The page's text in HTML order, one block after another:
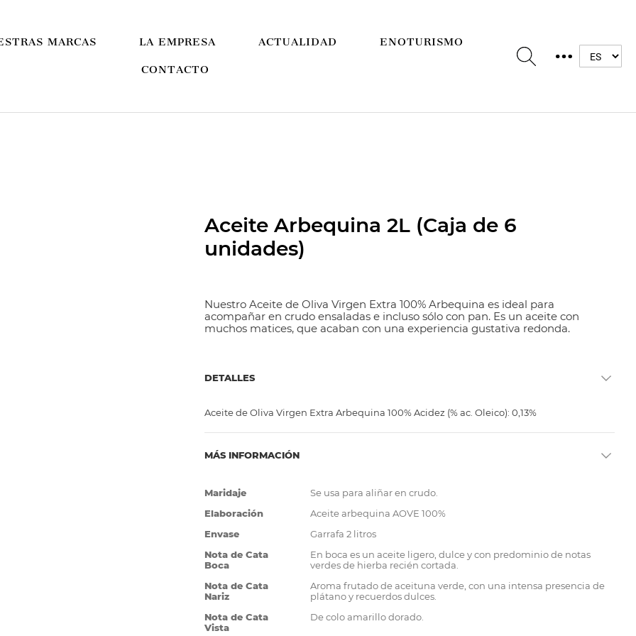
MARCAS LA EMPRESA ACTUALIDAD ENOTURISMO
CONTACTO
Aceite Arbequina 2L (Caja de 6
unidades)
Nuestro Aceite de Oliva Virgen Extra 100% Arbequina es ideal para
acompañar en crudo ensaladas e incluso sólo con pan. Es un aceite con
muchos matices, que acaban con una experiencia gustativa redonda.
DETALLES
Aceite de Oliva Virgen Extra Arbequina 100% Acidez (% ac. Oleico): 0,13%
MÁS INFORMACIÓN
Más
Información
Maridaje
Se usa para aliñar en crudo.
Elaboración
Aceite arbequina AOVE 100%
Envase
Garrafa 2 litros
Nota de Cata
Boca
En boca es un aceite ligero, dulce y con predominio de notas
verdes de hierba recién cortada.
Nota de Cata
Nariz
Aroma frutado de aceituna verde, con una intensa presencia de
plátano y recuerdos dulces.
Nota de Cata
Vista
De colo amarillo dorado.